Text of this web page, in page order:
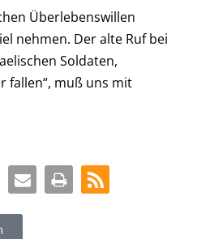
Überlebenswillen
nehmen. Der alte Ruf bei
Soldaten,
fallen“, muß uns mit